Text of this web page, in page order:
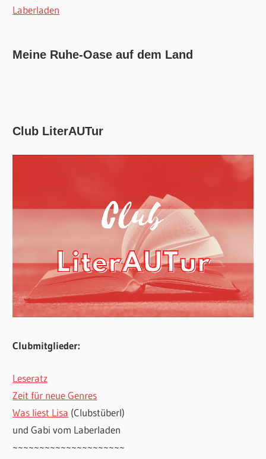
Laberladen
Meine Ruhe-Oase auf dem Land
Club LiterAUTur
Clubmitglieder:
Leseratz
Zeit für neue Genres
Was liest Lisa (Clubstüberl)
und Gabi vom Laberladen
~~~~~~~~~~~~~~~~~~~~~